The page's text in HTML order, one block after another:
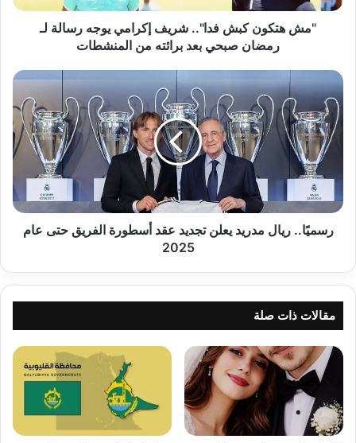
لـ
رمضان
برائته
من
المنشطات
"مش هتكون كبش فدا".. شريف إكرامي يوجه رسالة لـ
رمضان صبحي بعد برائته من المنشطات
رسميًا..
ريال
مدريد
يعلن
تجديد
أسطورة
الفريق
حتى
رسميًا.. ريال مدريد يعلن تجديد عقد أسطورة الفريق حتى عام
2025
مقالات ذات صلة